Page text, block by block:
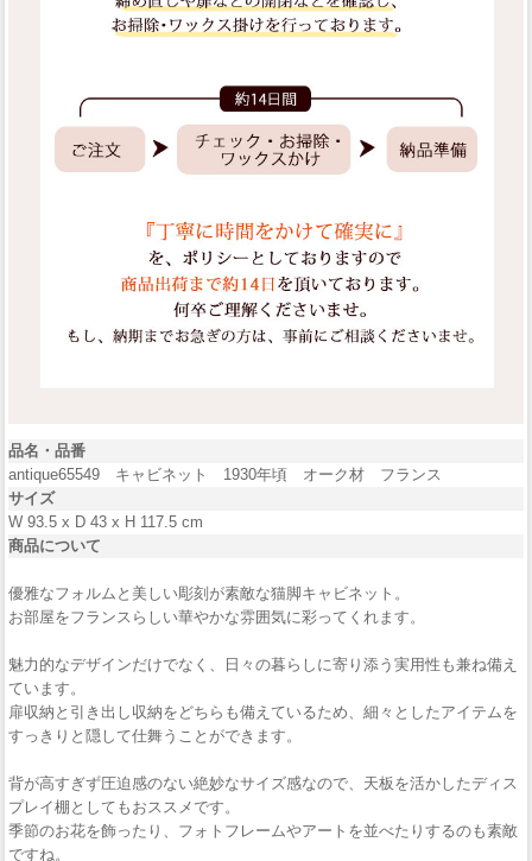
品名・品番
antique65549 キャビネット 1930年頃 オーク材 フランス
サイズ
W 93.5 x D 43 x H 117.5 cm
商品について
優雅なフォルムと美しい彫刻が素敵な猫脚キャビネット。
お部屋をフランスらしい華やかな雰囲気に彩ってくれます。
魅力的なデザインだけでなく、日々の暮らしに寄り添う実用性も兼ね備え
ています。
扉収納と引き出し収納をどちらも備えているため、細々としたアイテムを
すっきりと隠して仕舞うことができます。
背が高すぎず圧迫感のない絶妙なサイズ感なので、天板を活かしたディス
プレイ棚としてもおススメです。
季節のお花を飾ったり、フォトフレームやアートを並べたりするのも素敵
ですね。